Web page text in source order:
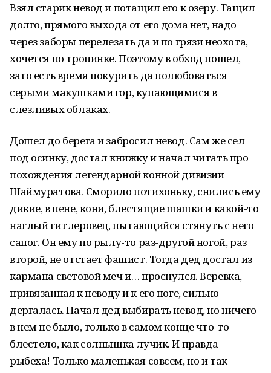
Взял старик невод и потащил его к озеру. Тащил
долго, прямого выхода от его дома нет, надо
через заборы перелезать да и по грязи неохота,
хочется по тропинке. Поэтому в обход пошел,
зато есть время покурить да полюбоваться
серыми макушками гор, купающимися в
слезливых облаках.
Дошел до берега и забросил невод. Сам же сел
под осинку, достал книжку и начал читать про
похождения легендарной конной дивизии
Шаймуратова. Сморило потихоньку, снились ему
дикие, в пене, кони, блестящие шашки и какой-то
наглый гитлеровец, пытающийся стянуть с него
сапог. Он ему по рылу-то раз-другой ногой, раз
второй, не отстает фашист. Тогда дед достал из
кармана световой меч и… проснулся. Веревка,
привязанная к неводу и к его ноге, сильно
дергалась. Начал дед выбирать невод, но ничего
в нем не было, только в самом конце что-то
блестело, как солнышка лучик. И правда —
рыбеха! Только маленькая совсем, но и так